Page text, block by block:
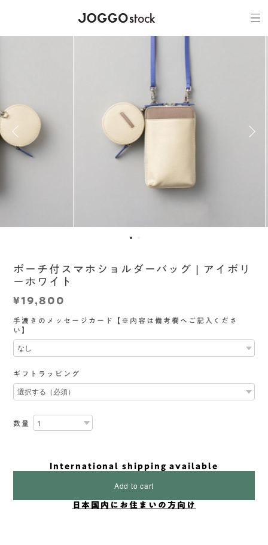
ポーチ付スマホショルダーバッグ | アイボリ
ーホワイト
¥19,800
手漉きのメッセージカード【※内容は備考欄へご記入くださ
い】
ギフトラッピング
数量
International shipping available
Add to cart
日本国内にお住まいの方向け